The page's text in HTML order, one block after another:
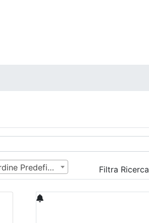
Ordine Predefinito Filtra Ricerca